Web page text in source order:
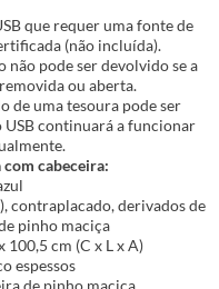
que requer uma fonte de
(não incluída).
não pode ser devolvido se a
ou aberta.
de uma tesoura pode ser
USB continuará a funcionar
cabeceira:
contraplacado, derivados de
pinho maciça
100,5 cm (C x L x A)
espessos
de pinho maciça